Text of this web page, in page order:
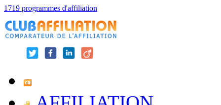
1719 programmes d'affiliation